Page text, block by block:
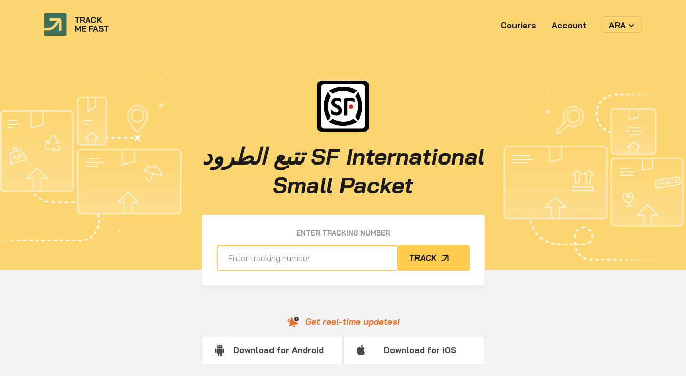
Couriers Account ARA
تتبع الطرود SF International
Small Packet
ENTER TRACKING NUMBER
TRACK
Get real-time updates!
Download for Android Download for iOS